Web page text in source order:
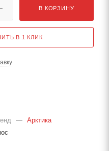
В КОРЗИНУ
В 1 КЛИК
— Арктика